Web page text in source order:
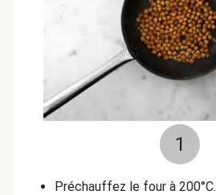
1
Préchauffez le four à 200°C.